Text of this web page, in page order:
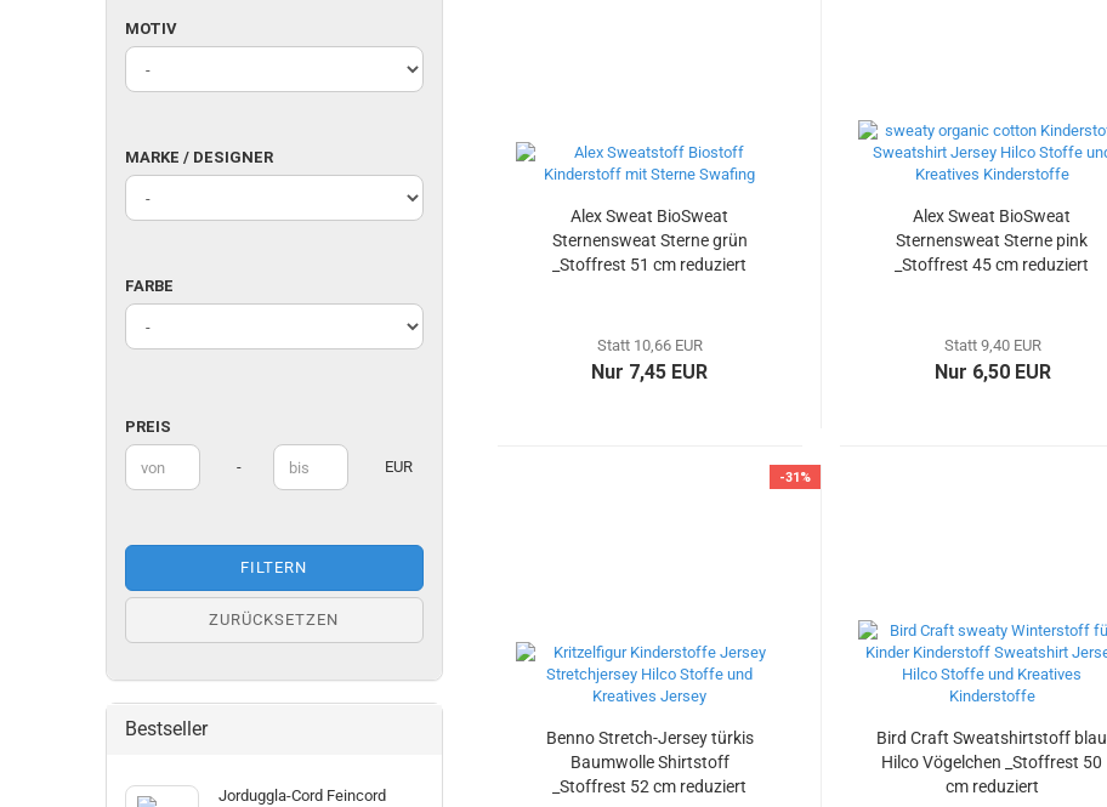
Alex Sweat BioSweat
Sternensweat Sterne grün
_Stoffrest 51 cm reduziert
Statt 10,66 EUR
Nur 7,45 EUR
Alex Sweat BioSweat
Sternensweat Sterne pink
_Stoffrest 45 cm reduziert
Statt 9,40 EUR
Nur 6,50 EUR
-31%
Benno Stretch-Jersey türkis
Baumwolle Shirtstoff
_Stoffrest 52 cm reduziert
Bird Craft Sweatshirtstoff blau
Hilco Vögelchen _Stoffrest 50
cm reduziert
MOTIV
MOTIV
MARKE
/
DESIGNER
MARKE / DESIGNER
FARBE
FARBE
PREIS
Preis bis - EUR
FILTERN
ZURÜCKSETZEN
Bestseller
Jorduggla-Cord Feincord